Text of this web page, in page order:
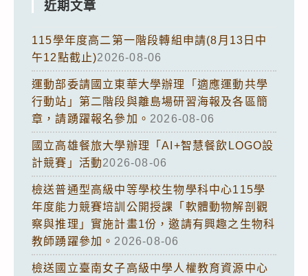
近期文章
115學年度高二第一階段轉組申請(8月13日中
午12點截止)2026-08-06
運動部委請國立東華大學辦理「適應運動共學
行動站」第二階段與離島場研習海報及各區簡
章，請踴躍報名參加。 2026-08-06
國立高雄餐旅大學辦理「AI+智慧餐飲LOGO設
計競賽」活動2026-08-06
檢送普通型高級中等學校生物學科中心115學
年度能力競賽培訓公開授課「軟體動物解剖觀
察與推理」實施計畫1份，邀請有興趣之生物科
教師踴躍參加。 2026-08-06
檢送國立臺南女子高級中學人權教育資源中心